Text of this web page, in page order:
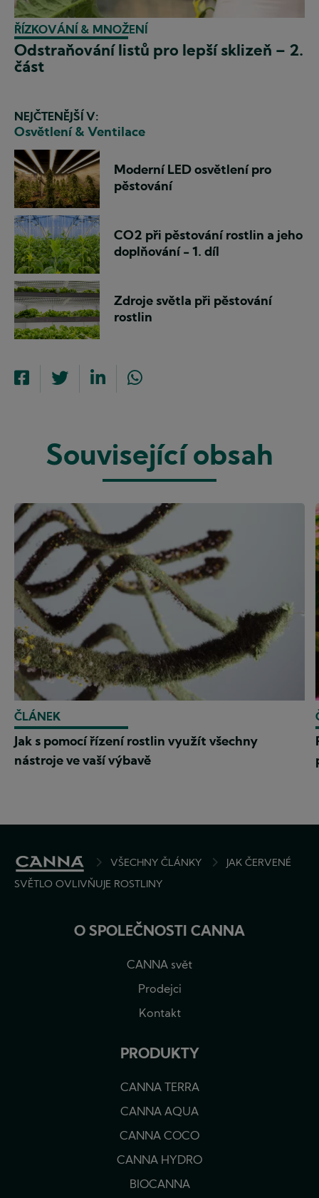
ŘÍZKOVÁNÍ & MNOŽENÍ
Odstraňování listů pro lepší sklizeň – 2.
část
NEJČTENĚJŠÍ V:
Osvětlení & Ventilace
Moderní LED osvětlení pro
pěstování
CO2 při pěstování rostlin a jeho
doplňování - 1. díl
Zdroje světla při pěstování
rostlin
Související obsah
ČLÁNEK
Jak s pomocí řízení rostlin využít všechny
nástroje ve vaší výbavě
BREADCRUMBVŠECHNY ČLÁNKY
JAK ČERVENÉ
SVĚTLO OVLIVŇUJE ROSTLINY
O SPOLEČNOSTI CANNA
CANNA svět
Prodejci
Kontakt
PRODUKTY
CANNA TERRA
CANNA AQUA
CANNA COCO
CANNA HYDRO
BIOCANNA